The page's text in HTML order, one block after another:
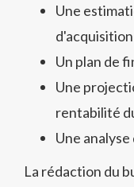
Une
Un plan de
Une
rentabilité
Une
La rédaction du